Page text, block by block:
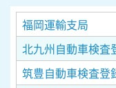
福岡運輸支局
北九州自動車検査
筑豊自動車検査登